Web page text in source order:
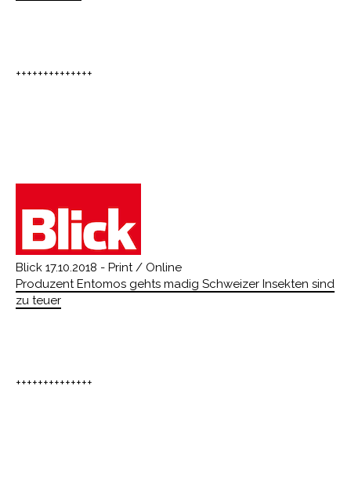
++++++++++++++
Blick 17.10.2018 - Print / Online
Produzent Entomos gehts madig Schweizer Insekten sind
zu teuer
++++++++++++++